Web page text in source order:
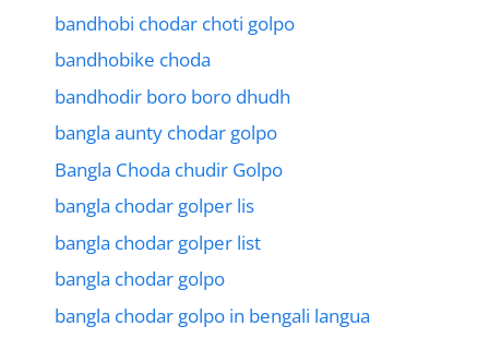
bandhobi chodar choti golpo
bandhobike choda
bandhodir boro boro dhudh
bangla aunty chodar golpo
Bangla Choda chudir Golpo
bangla chodar golper lis
bangla chodar golper list
bangla chodar golpo
bangla chodar golpo in bengali langua